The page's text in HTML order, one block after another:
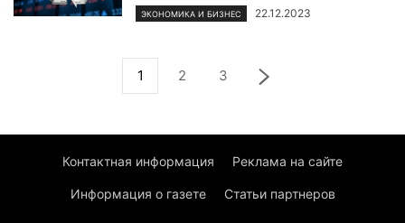
ЭКОНОМИКА И БИЗНЕС 22.12.2023
1 2 3
Контактная информация Реклама на сайте
Информация о газете Статьи партнеров